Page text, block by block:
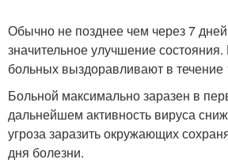
Обычно не позднее чем через 7 дней
значительное улучшение
больных выздоравливают в течение
Больной максимально заразен в
дальнейшем активность вируса
угроза заразить окружающих
дня болезни.